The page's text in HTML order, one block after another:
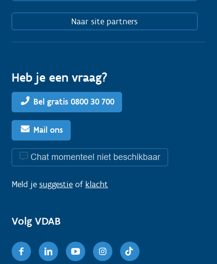
Naar site partners
Heb je een vraag?
Bel gratis 0800 30 700
Mail ons
Chat momenteel niet beschikbaar
Meld je suggestie of klacht
Volg VDAB
FacebookLinkedinYoutubeInstagram